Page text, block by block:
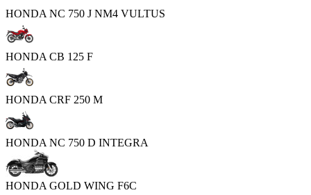
HONDA NC 750 J NM4 VULTUS
HONDA CB 125 F
HONDA CRF 250 M
HONDA NC 750 D INTEGRA
HONDA GOLD WING F6C